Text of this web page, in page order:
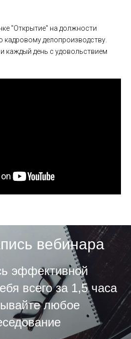
"Открытие" на должности
кадровому делопроизводству.
каждый день с удовольствием
вебинара
эффективной
всего за 1,5 часа
любое